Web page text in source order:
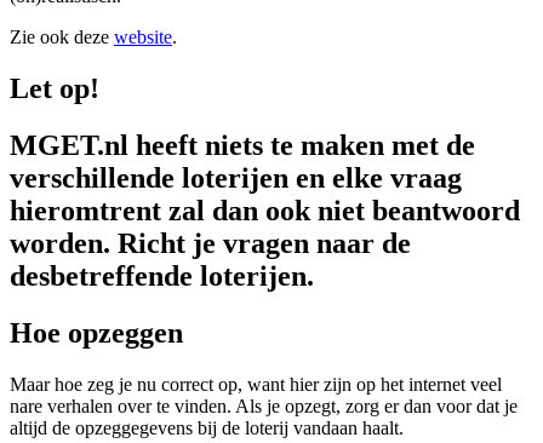
Zie ook deze website.
Let op!
MGET.nl heeft niets te maken met de
verschillende loterijen en elke vraag
hieromtrent zal dan ook niet beantwoord
worden. Richt je vragen naar de
desbetreffende loterijen.
Hoe opzeggen
Maar hoe zeg je nu correct op, want hier zijn op het internet veel
nare verhalen over te vinden. Als je opzegt, zorg er dan voor dat je
altijd de opzeggegevens bij de loterij vandaan haalt.